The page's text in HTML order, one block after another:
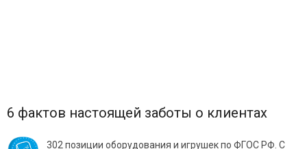
6 фактов настоящей заботы о клиентах
302 позиции оборудования и игрушек по ФГОС РФ. С